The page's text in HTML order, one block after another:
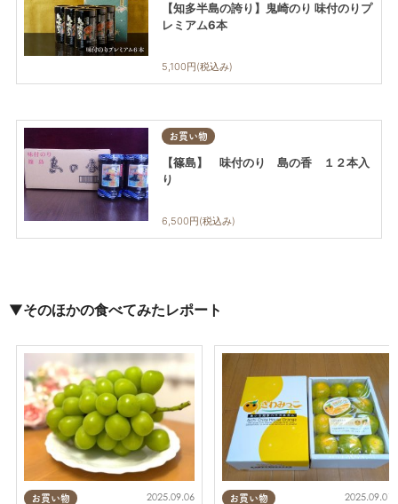
【知多半島の誇り】鬼崎のり 味付のりプ
レミアム6本
5,100円(税込み)
お買い物
【篠島】 味付のり 島の香 １２本入
り
6,500円(税込み)
▼そのほかの食べてみたレポート
お買い物 2025.09.06 お買い物 2025.09.01